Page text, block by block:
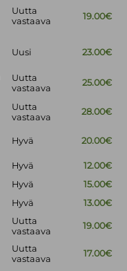
Uutta
vastaava
19.00€
Uusi 23.00€
Uutta
vastaava
25.00€
Uutta
vastaava
28.00€
Hyvä 20.00€
Hyvä
12.00€
Hyvä
15.00€
Hyvä 13.00€
Uutta
vastaava
19.00€
Uutta
vastaava
17.00€